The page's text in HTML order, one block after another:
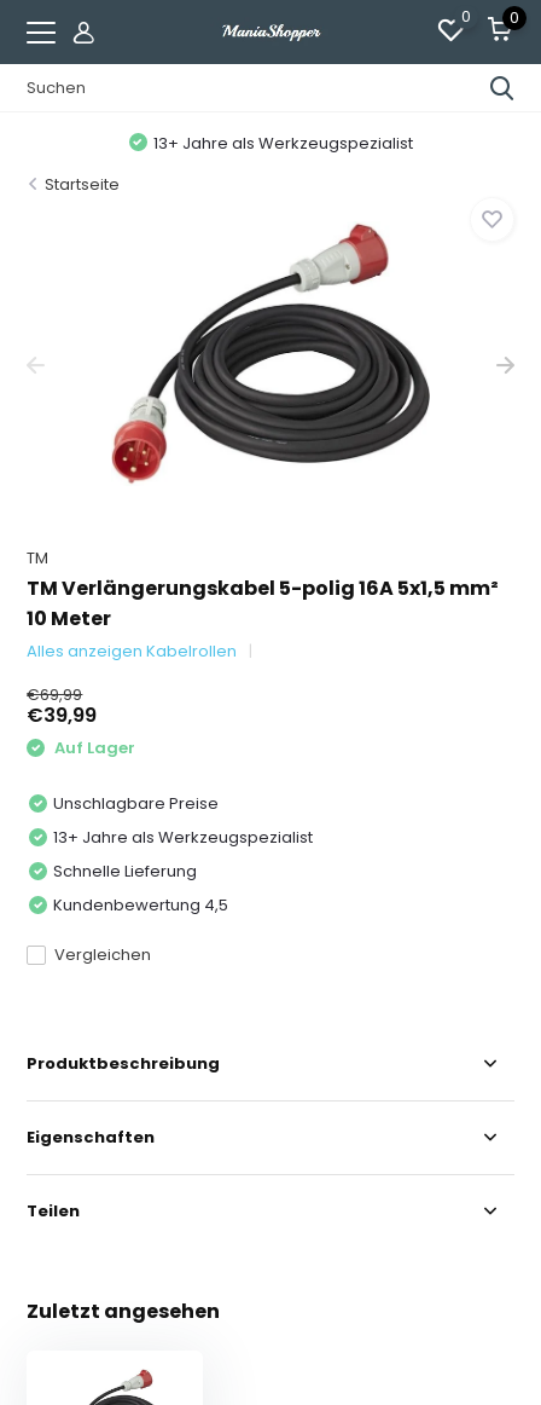
0 0
13+ Jahre als Werkzeugspezialist
Startseite
TM
TM Verlängerungskabel 5-polig 16A 5x1,5 mm²
10 Meter
Alles anzeigen Kabelrollen
€69,99
€39,99
Auf Lager
Unschlagbare Preise
13+ Jahre als Werkzeugspezialist
Schnelle Lieferung
Kundenbewertung 4,5
Vergleichen
Produktbeschreibung
Eigenschaften
Teilen
Zuletzt angesehen